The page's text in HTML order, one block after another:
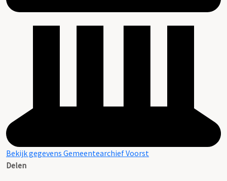
Bekijk gegevens Gemeentearchief Voorst
Delen